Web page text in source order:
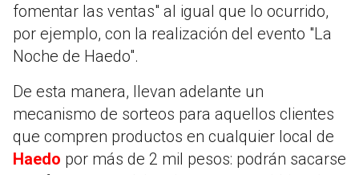
fomentar las ventas" al igual que lo ocurrido,
por ejemplo, con la realización del evento "La
Noche de Haedo".
De esta manera, llevan adelante un
mecanismo de sorteos para aquellos clientes
que compren productos en cualquier local de
Haedo por más de 2 mil pesos: podrán sacarse